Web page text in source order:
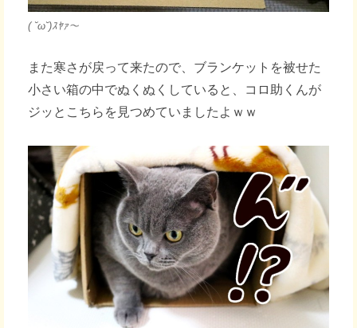
( ˘ω˘)ｽﾔｧ～
また寒さが戻って来たので、ブランケットを被せた
小さい箱の中でぬくぬくしていると、コロ助くんが
ジッとこちらを見つめていましたよｗｗ